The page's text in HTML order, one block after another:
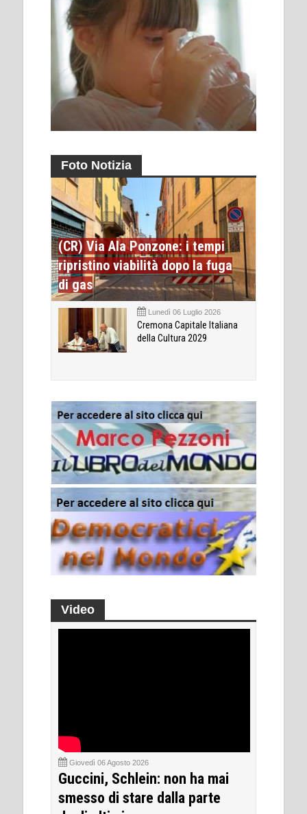
Foto Notizia
(CR) Via Ala Ponzone: i tempi
ripristino viabilità dopo la fuga
di gas
Lunedì 06 Luglio 2026
Cremona Capitale Italiana
della Cultura 2029
Video
Giovedì 06 Agosto 2026
Guccini, Schlein: non ha mai
smesso di stare dalla parte